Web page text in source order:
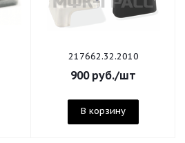
217662.32.2010
900руб./шт
В корзину